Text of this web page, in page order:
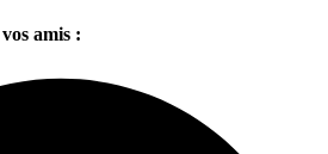
amis :